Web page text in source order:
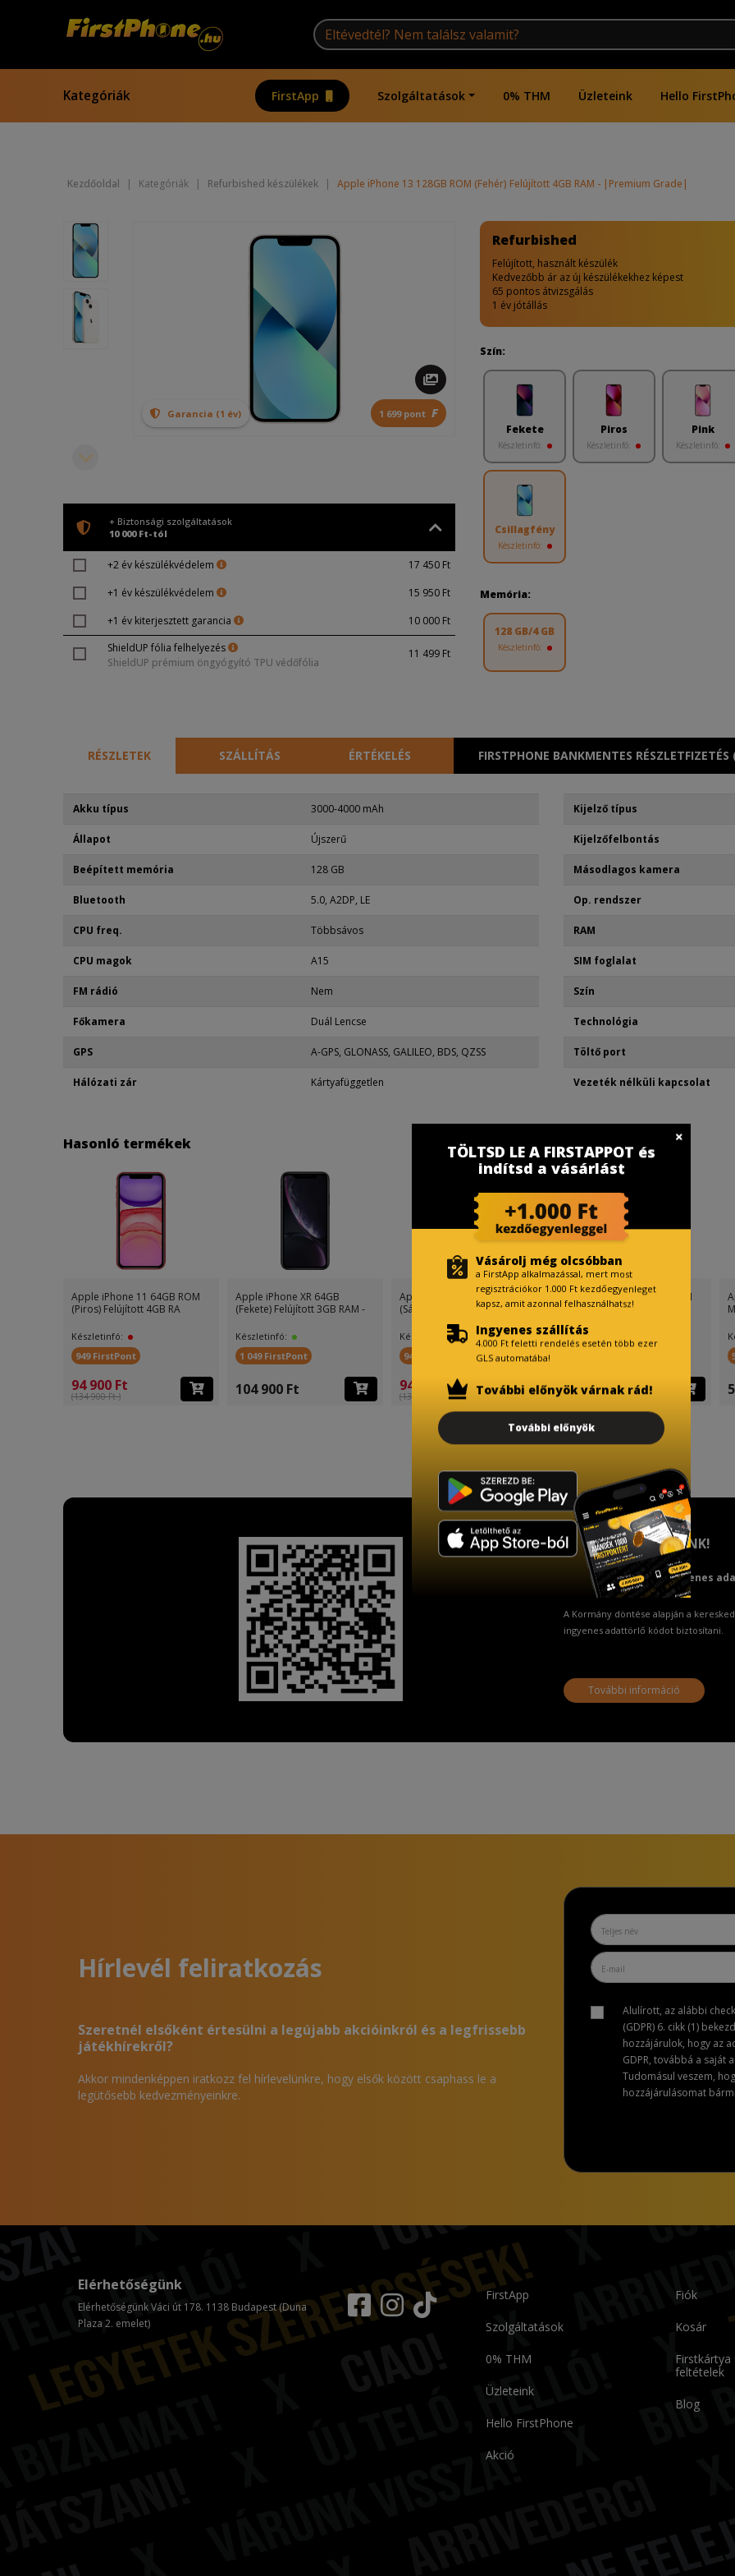
Kategóriák FirstApp Szolgáltatások 0% THM Üzleteink Hello
Kezdőoldal | Kategóriák | Refurbished készülékek | Apple iPhone 13 128GB ROM (Fehér) Felújított 4GB RAM - |Premium Grade|
1 699 pont F
Garancia (1 év)
+ Biztonsági szolgáltatások
10 000 Ft-tól
+2 év készülékvédelem
17 450 Ft
+1 év készülékvédelem
15 950 Ft
+1 év kiterjesztett garancia
10 000 Ft
ShieldUP fólia felhelyezés
ShieldUP prémium öngyógyító TPU védőfólia
11 499 Ft
Refurbished
Felújított, használt készülék
Kedvezőbb ár az új készülékekhez képest
65 pontos átvizsgálás
1 év jótállás
Szín:
Fekete
Készletinfó:
Piros
Készletinfó:
Pink
Készletinfó:
Csillagfény
Készletinfó:
Memória:
128 GB/4 GB
Készletinfó:
RÉSZLETEK SZÁLLÍTÁS ÉRTÉKELÉS FIRSTPHONE BANKMENTES
Akku típus 3000-4000 mAh
Állapot Újszerű
Beépített memória 128 GB
Bluetooth 5.0, A2DP, LE
CPU freq. Többsávos
CPU magok A15
FM rádió Nem
Főkamera Duál Lencse
GPS A-GPS, GLONASS, GALILEO, BDS, QZSS
Hálózati zár Kártyafüggetlen
Kijelző típus
Kijelzőfelbontás
Másodlagos kamera
Op. rendszer
RAM
SIM foglalat
Szín
Technológia
Töltő port
Vezeték nélküli kapcsolat
Hasonló termékek
Apple iPhone 11 64GB ROM
(Piros) Felújított 4GB RA
Készletinfó:
949 FirstPont
94 900 Ft
(134 900 Ft )
Apple iPhone XR 64GB
(Fekete) Felújított 3GB RAM -
Készletinfó:
1 049 FirstPont
104 900 Ft
Apple iPhone 11 64GB ROM
(Sárga) Felújított 4GB RA
Készletinfó:
949 FirstPont
94 900 Ft
(134 900 Ft )
Apple iPhone 11 64GB ROM
(Lila) Felújított 4GB RAM
Készletinfó:
94 900 Ft
(134 900 Ft )
TISZTELT VÁSÁRLÓNK!
Fizetésnél kérje az ingyenes
A Kormány döntése alapján a
ingyenes adattörlő kódot biztosítani.
További információ
Hírlevél feliratkozás
Szeretnél elsőként értesülni a legújabb akcióinkról és a legfrissebb
játékhírekről?
Akkor mindenképpen iratkozz fel hírlevelünkre, hogy elsők között csaphass le a
legütősebb kedvezményeinkre.
Alulírott, az alábbi
(GDPR) 6. cikk (1)
hozzájárulok, hogy az
GDPR, továbbá a saját
Tudomásul veszem,
hozzájárulásomat
FirstApp
Szolgáltatások
0% THM
Üzleteink
Hello FirstPhone
Akció
Fiók
Kosár
Firstkártya
feltételek
Blog
Elérhetőségünk
Elérhetőségünk Váci út 178. 1138 Budapest (Duna
Plaza 2. emelet)
TÖLTSD LE A FIRSTAPPOT és
indítsd a vásárlást
Vásárolj még olcsóbban
a FirstApp alkalmazással, mert most
regisztrációkor 1.000 Ft kezdőegyenleget
kapsz, amit azonnal felhasználhatsz!
Ingyenes szállítás
4.000 Ft feletti rendelés esetén több ezer
GLS automatába!
További előnyök várnak rád!
További előnyök